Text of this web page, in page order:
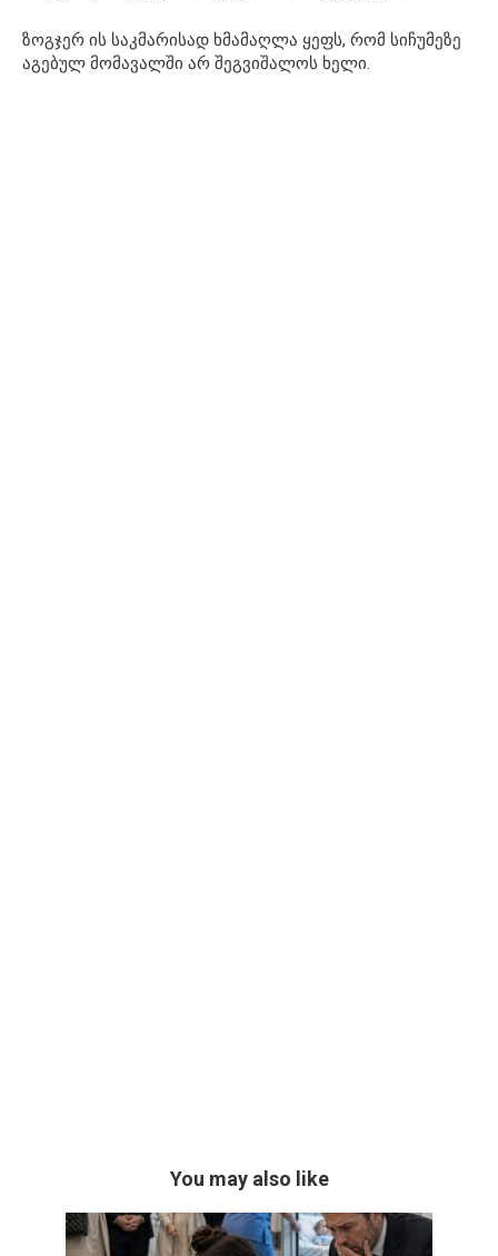
ზოგჯერ ის საკმარისად ხმამაღლა ყეფს, რომ სიჩუმეზე
აგებულ მომავალში არ შეგვიშალოს ხელი.
You may also like